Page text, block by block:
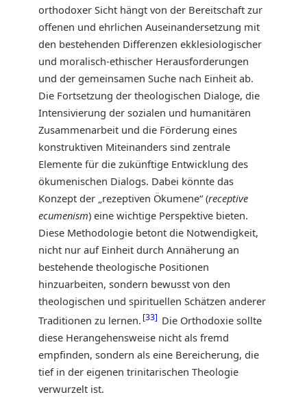
orthodoxer Sicht hängt von der Bereitschaft zur
offenen und ehrlichen Auseinandersetzung mit
den bestehenden Differenzen ekklesiologischer
und moralisch-ethischer Herausforderungen
und der gemeinsamen Suche nach Einheit ab.
Die Fortsetzung der theologischen Dialoge, die
Intensivierung der sozialen und humanitären
Zusammenarbeit und die Förderung eines
konstruktiven Miteinanders sind zentrale
Elemente für die zukünftige Entwicklung des
ökumenischen Dialogs. Dabei könnte das
Konzept der „rezeptiven Ökumene“ (receptive
ecumenism) eine wichtige Perspektive bieten.
Diese Methodologie betont die Notwendigkeit,
nicht nur auf Einheit durch Annäherung an
bestehende theologische Positionen
hinzuarbeiten, sondern bewusst von den
theologischen und spirituellen Schätzen anderer
Traditionen zu lernen. 33
Die Orthodoxie sollte
diese Herangehensweise nicht als fremd
empfinden, sondern als eine Bereicherung, die
tief in der eigenen trinitarischen Theologie
verwurzelt ist.